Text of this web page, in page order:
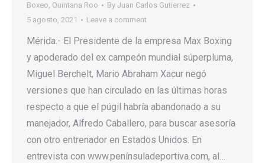
Boxeo, Quintana Roo By Juan Carlos Gutierrez
5 agosto, 2021
Leave a comment
Mérida.- El Presidente de la empresa Max Boxing
y apoderado del ex campeón mundial súperpluma,
Miguel Berchelt, Mario Abraham Xacur negó
versiones que han circulado en las últimas horas
respecto a que el púgil habría abandonado a su
manejador, Alfredo Caballero, para buscar asesoría
con otro entrenador en Estados Unidos. En
entrevista con www.penínsuladeportiva.com, al…